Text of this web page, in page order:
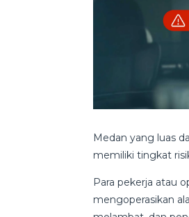
Medan yang luas
memiliki tingkat
Para pekerja atau
mengoperasikan